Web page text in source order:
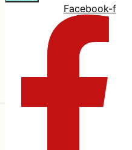
Facebook-f